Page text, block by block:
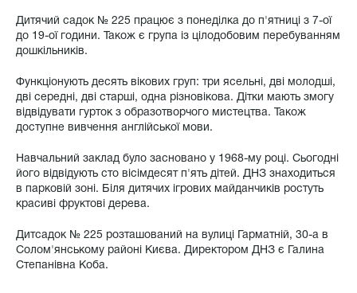
Дитячий садок № 225 працює з понеділка до п'ятниці з 7-ої
до 19-ої години. Також є група із цілодобовим перебуванням
дошкільників.
Функціонують десять вікових груп: три ясельні, дві молодші,
дві середні, дві старші, одна різновікова. Дітки мають змогу
відвідувати гурток з образотворчого мистецтва. Також
доступне вивчення англійської мови.
Навчальний заклад було засновано у 1968-му році. Сьогодні
його відвідують сто вісімдесят п'ять дітей. ДНЗ знаходиться
в парковій зоні. Біля дитячих ігрових майданчиків ростуть
красиві фруктові дерева.
Дитсадок № 225 розташований на вулиці Гарматній, 30-а в
Солом'янському районі Києва. Директором ДНЗ є Галина
Степанівна Коба.